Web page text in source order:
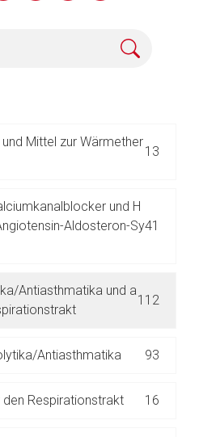
Mittel zur Wärmether
13
und H
Aldosteron-Sy41
Antiasthmatika und a
112
Antiasthmatika 93
Respirationstrakt 16
Seite
gelten dort ggf. andere